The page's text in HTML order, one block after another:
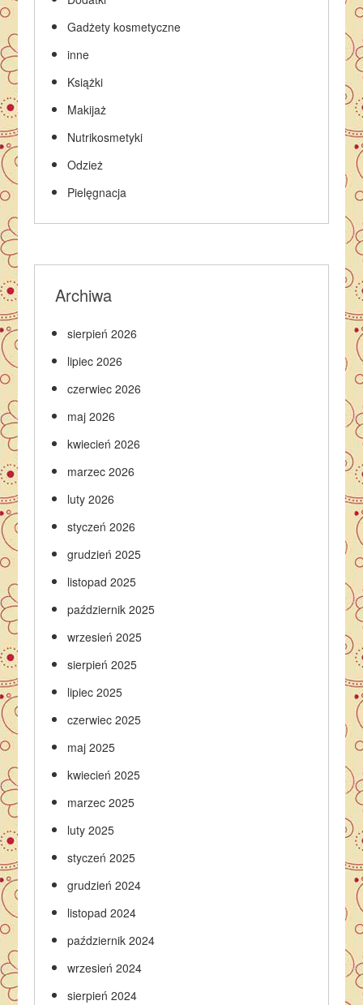
Gadżety kosmetyczne
inne
Książki
Makijaż
Nutrikosmetyki
Odzież
Pielęgnacja
Archiwa
sierpień 2026
lipiec 2026
czerwiec 2026
maj 2026
kwiecień 2026
marzec 2026
luty 2026
styczeń 2026
grudzień 2025
listopad 2025
październik 2025
wrzesień 2025
sierpień 2025
lipiec 2025
czerwiec 2025
maj 2025
kwiecień 2025
marzec 2025
luty 2025
styczeń 2025
grudzień 2024
listopad 2024
październik 2024
wrzesień 2024
sierpień 2024